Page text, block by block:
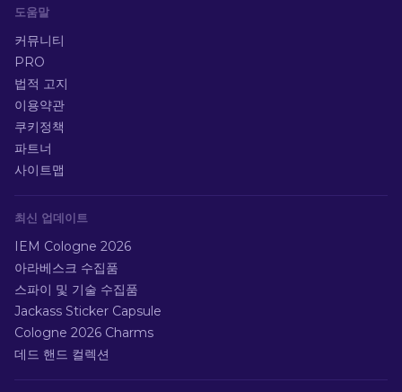
도움말
커뮤니티
PRO
법적 고지
이용약관
쿠키정책
파트너
사이트맵
최신 업데이트
IEM Cologne 2026
아라베스크 수집품
스파이 및 기술 수집품
Jackass Sticker Capsule
Cologne 2026 Charms
데드 핸드 컬렉션